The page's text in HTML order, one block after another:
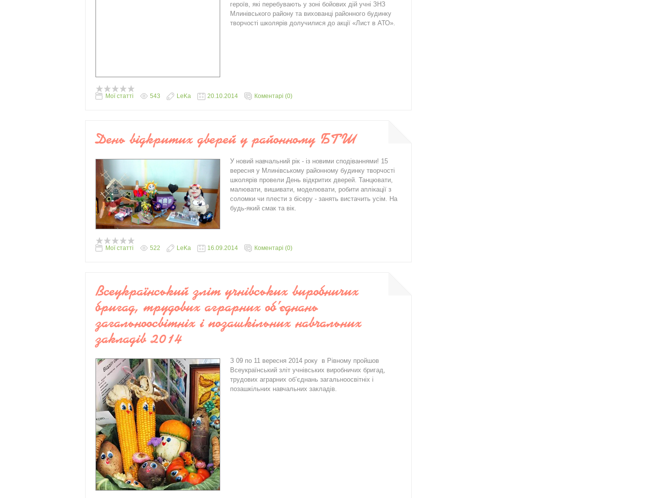
героїв, які перебувають у зоні бойових дій учні ЗНЗ
Млинівського району та вихованці районного будинку
творчості школярів долучилися до акції «Лист в АТО».
Мої статті 543 LeKa 20.10.2014 Коментарі (0)
День відкритих дверей у районному БТШ
У новий навчальний рік - із новими сподіваннями! 15
вересня у Млинівському районному будинку творчості
школярів провели День відкритих дверей. Танцювати,
малювати, вишивати, моделювати, робити аплікації з
соломки чи плести з бісеру - занять вистачить усім. На
будь-який смак та вік.
Мої статті 522 LeKa 16.09.2014 Коментарі (0)
Всеукраїнський зліт учнівських виробничих
бригад, трудових аграрних об’єднань
загальноосвітніх і позашкільних навчальних
закладів 2014
З 09 по 11 вересня 2014 року в Рівному пройшов
Всеукраїнський зліт учнівських виробничих бригад,
трудових аграрних об’єднань загальноосвітніх і
позашкільних навчальних закладів.